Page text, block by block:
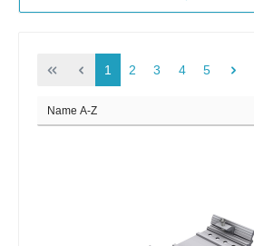
1 2 3 4 5